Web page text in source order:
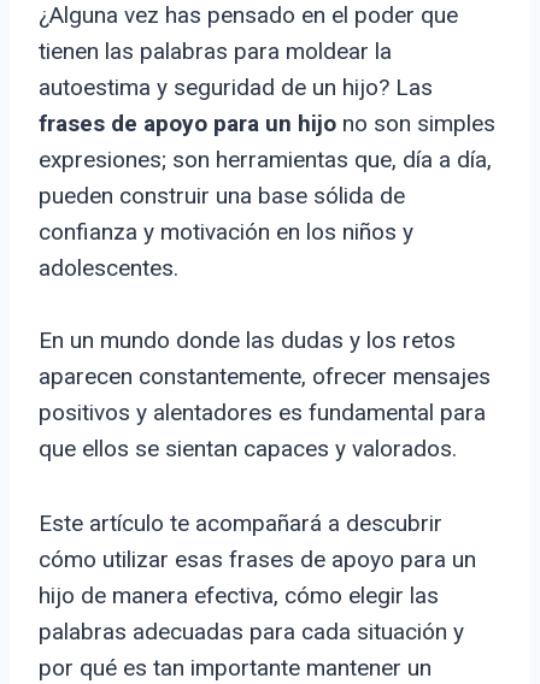
¿Alguna vez has pensado en el poder que
tienen las palabras para moldear la
autoestima y seguridad de un hijo? Las
frases de apoyo para un hijo no son simples
expresiones; son herramientas que, día a día,
pueden construir una base sólida de
confianza y motivación en los niños y
adolescentes.
En un mundo donde las dudas y los retos
aparecen constantemente, ofrecer mensajes
positivos y alentadores es fundamental para
que ellos se sientan capaces y valorados.
Este artículo te acompañará a descubrir
cómo utilizar esas frases de apoyo para un
hijo de manera efectiva, cómo elegir las
palabras adecuadas para cada situación y
por qué es tan importante mantener un